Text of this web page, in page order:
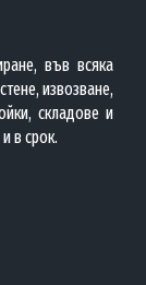
във всяка
извозване,
складове и
в срок.